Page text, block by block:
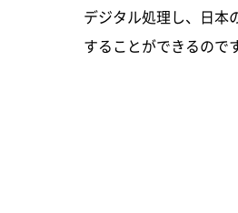
デジタル処理し、日本
することができるので